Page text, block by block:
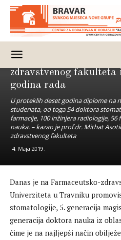
Promovisani diplomanti
zdravstvenog fakulteta
godina rada
U proteklih deset godina diplome na
studenata, od toga 54 doktora
farmacije, 100 inžinjera radiologije,
nauka. – kazao je prof.dr. Mithat
zdravstvenog fakulteta
4. Maja 2019.
Danas je na Farmaceutsko-
Univerziteta u Travniku
stomatologije, 5. generacija
generacija doktora nauka iz
čime je na najljepši način